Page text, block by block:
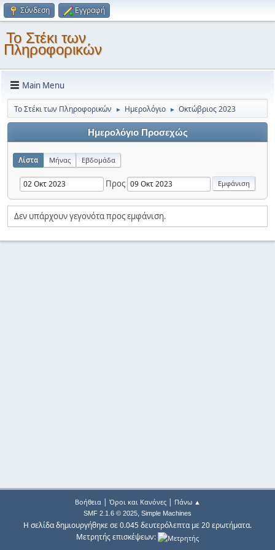
Σύνδεση Εγγραφή
Το Στέκι των
Πληροφορικών
Main Menu
Το Στέκι των Πληροφορικών ► Ημερολόγιο ► Οκτώβριος 2023
Ημερολόγιο Προσεχώς
Λίστα Μήνας Εβδομάδα
Προς
Δεν υπάρχουν γεγονότα προς εμφάνιση.
Βοήθεια| Όροι και Κανόνες| Πάνω ▲
SMF 2.1.6 © 2025, Simple Machines
Η σελίδα δημιουργήθηκε σε 0.045 δευτερόλεπτα με 20 ερωτήματα.
Μετρητής επισκέψεων: